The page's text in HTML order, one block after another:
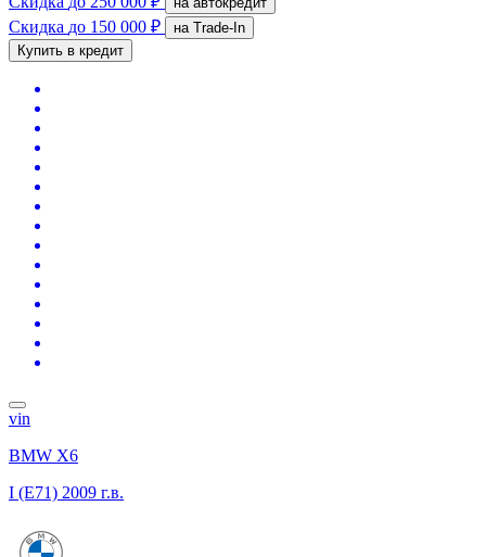
Скидка до 150 000 ₽
на Trade-In
Купить в кредит
vin
BMW X6
I (E71) 2009 г.в.